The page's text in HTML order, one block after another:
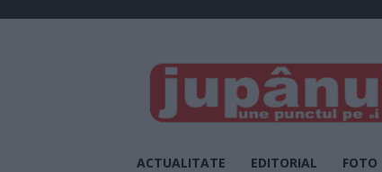
JUPÂNU'
ACTUALITATE EDITORIAL FOTO